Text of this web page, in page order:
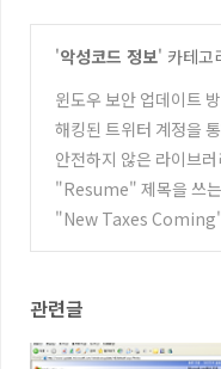
'악성코드 정보' 카테고
윈도우 보안 업데이트
해킹된 트위터 계정을
tDeck update 악성코
안전하지 않은 라이브
드 실행 취약점 주의! (4)
"Resume" 제목을 쓰는
(2)
"New Taxes
관련글